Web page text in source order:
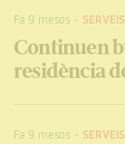
Fa 9 mesos - SERVEIS
Continuen
residència
Fa 9 mesos - SERVEIS